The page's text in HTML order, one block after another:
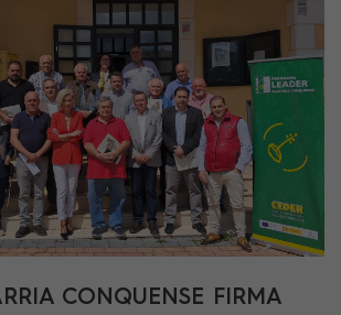
CONQUENSE FIRMA